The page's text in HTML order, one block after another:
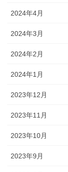
2024年4月
2024年3月
2024年2月
2024年1月
2023年12月
2023年11月
2023年10月
2023年9月